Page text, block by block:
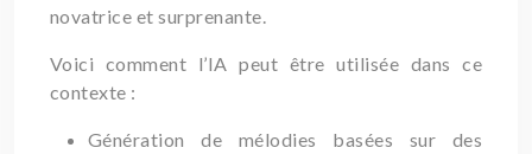
novatrice et surprenante.
Voici comment l’IA peut être utilisée dans ce
contexte :
Génération de mélodies basées sur des